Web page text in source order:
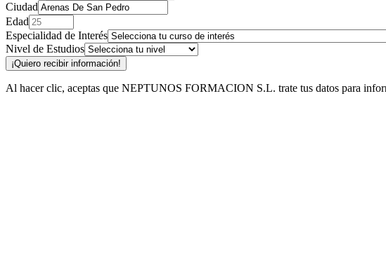
Ciudad
Edad
Especialidad de Interés
Nivel de Estudios
¡Quiero recibir información!
Al hacer clic, aceptas que NEPTUNOS FORMACION S.L. trate tus datos para